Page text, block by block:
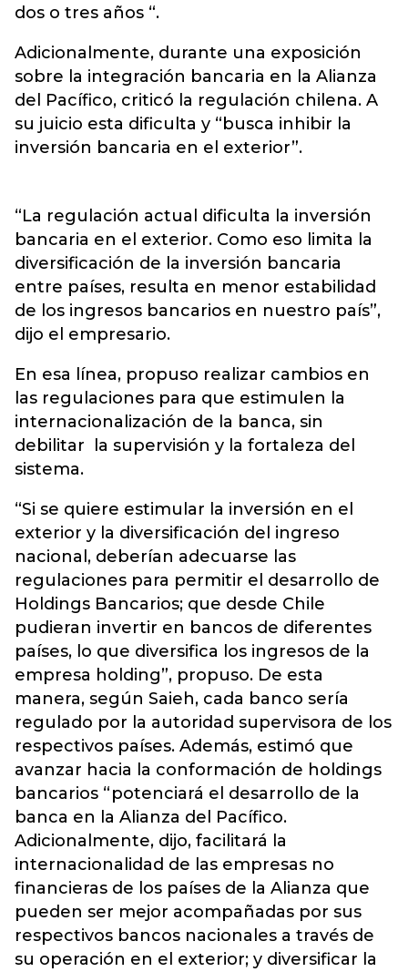
dos o tres años “.
Adicionalmente, durante una exposición
sobre la integración bancaria en la Alianza
del Pacífico, criticó la regulación chilena. A
su juicio esta dificulta y “busca inhibir la
inversión bancaria en el exterior”.
“La regulación actual dificulta la inversión
bancaria en el exterior. Como eso limita la
diversificación de la inversión bancaria
entre países, resulta en menor estabilidad
de los ingresos bancarios en nuestro país”,
dijo el empresario.
En esa línea, propuso realizar cambios en
las regulaciones para que estimulen la
internacionalización de la banca, sin
debilitar la supervisión y la fortaleza del
sistema.
“Si se quiere estimular la inversión en el
exterior y la diversificación del ingreso
nacional, deberían adecuarse las
regulaciones para permitir el desarrollo de
Holdings Bancarios; que desde Chile
pudieran invertir en bancos de diferentes
países, lo que diversifica los ingresos de la
empresa holding”, propuso. De esta
manera, según Saieh, cada banco sería
regulado por la autoridad supervisora de los
respectivos países. Además, estimó que
avanzar hacia la conformación de holdings
bancarios “potenciará el desarrollo de la
banca en la Alianza del Pacífico.
Adicionalmente, dijo, facilitará la
internacionalidad de las empresas no
financieras de los países de la Alianza que
pueden ser mejor acompañadas por sus
respectivos bancos nacionales a través de
su operación en el exterior; y diversificar la